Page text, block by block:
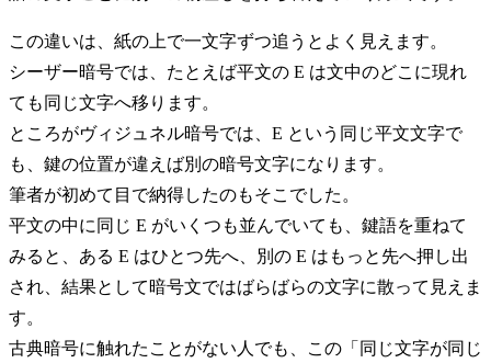
この違いは、紙の上で一文字ずつ追うとよく見えます。
シーザー暗号では、たとえば平文の E は文中のどこに現れ
ても同じ文字へ移ります。
ところがヴィジュネル暗号では、E という同じ平文文字で
も、鍵の位置が違えば別の暗号文字になります。
筆者が初めて目で納得したのもそこでした。
平文の中に同じ E がいくつも並んでいても、鍵語を重ねて
みると、ある E はひとつ先へ、別の E はもっと先へ押し出
され、結果として暗号文ではばらばらの文字に散って見えま
す。
古典暗号に触れたことがない人でも、この「同じ文字が同じ